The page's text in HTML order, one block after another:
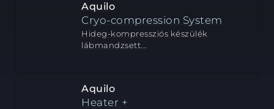
Aquilo
Cryo-compression System
Hideg-kompressziós készülék
lábmandzsett...
Aquilo
Heater +